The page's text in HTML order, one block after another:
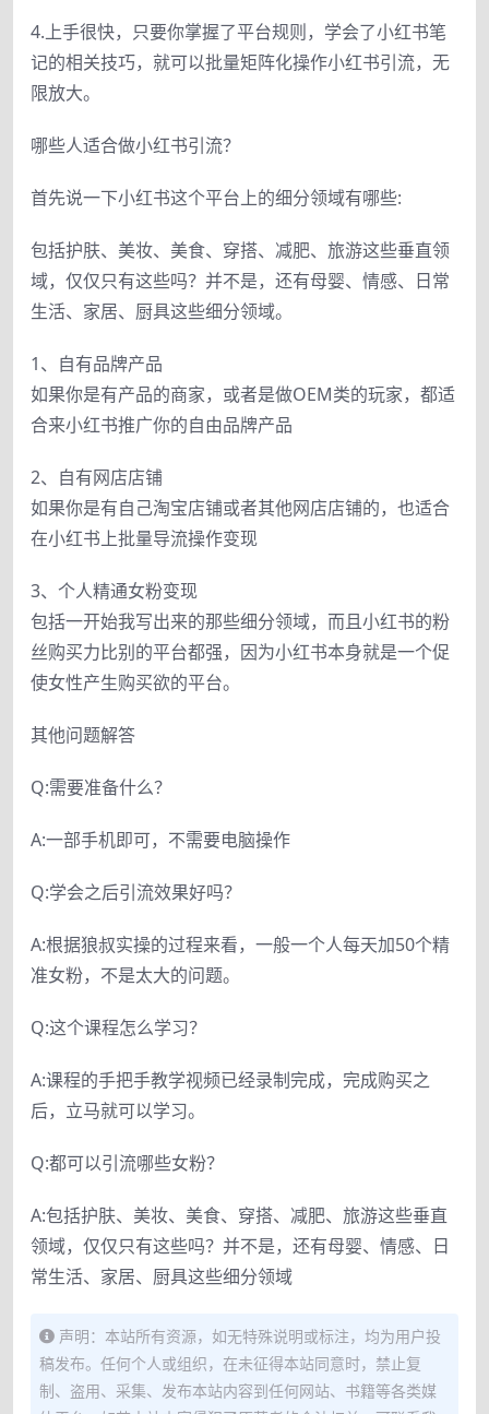
4.上手很快，只要你掌握了平台规则，学会了小红书笔
记的相关技巧，就可以批量矩阵化操作小红书引流，无
限放大。
哪些人适合做小红书引流？
首先说一下小红书这个平台上的细分领域有哪些:
包括护肤、美妆、美食、穿搭、减肥、旅游这些垂直领
域，仅仅只有这些吗？并不是，还有母婴、情感、日常
生活、家居、厨具这些细分领域。
1、自有品牌产品
如果你是有产品的商家，或者是做OEM类的玩家，都适
合来小红书推广你的自由品牌产品
2、自有网店店铺
如果你是有自己淘宝店铺或者其他网店店铺的，也适合
在小红书上批量导流操作变现
3、个人精通女粉变现
包括一开始我写出来的那些细分领域，而且小红书的粉
丝购买力比别的平台都强，因为小红书本身就是一个促
使女性产生购买欲的平台。
其他问题解答
Q:需要准备什么？
A:一部手机即可，不需要电脑操作
Q:学会之后引流效果好吗？
A:根据狼叔实操的过程来看，一般一个人每天加50个精
准女粉，不是太大的问题。
Q:这个课程怎么学习？
A:课程的手把手教学视频已经录制完成，完成购买之
后，立马就可以学习。
Q:都可以引流哪些女粉？
A:包括护肤、美妆、美食、穿搭、减肥、旅游这些垂直
领域，仅仅只有这些吗？并不是，还有母婴、情感、日
常生活、家居、厨具这些细分领域
声明：本站所有资源，如无特殊说明或标注，均为用户投
稿发布。任何个人或组织，在未征得本站同意时，禁止复
制、盗用、采集、发布本站内容到任何网站、书籍等各类媒